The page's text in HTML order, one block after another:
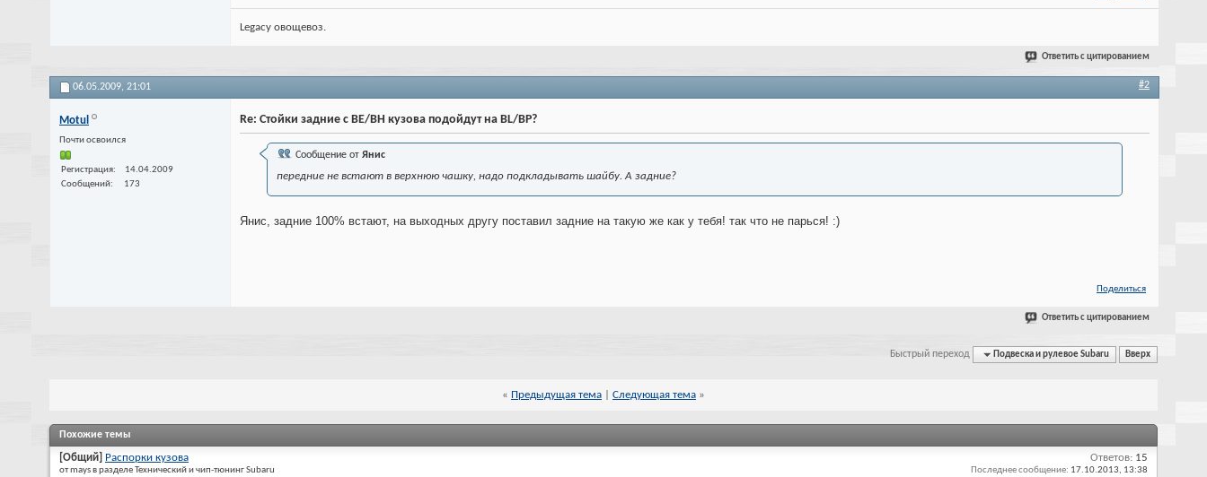
Legacy овощевоз.
Ответить с цитированием
06.05.2009, 21:01 #2
Motul
Почти освоился
Регистрация
14.04.2009
Сообщений
173
Re: Стойки задние с ВЕ/ВН кузова подойдут на BL/BP?
Сообщение от Янис
передние не встают в верхнюю чашку, надо подкладывать шайбу. А задние?
Янис, задние 100% встают, на выходных другу поставил задние на такую же как у тебя! так что не парься! :)
Поделиться
Ответить с цитированием
Быстрый переход Подвеска и рулевое Subaru Вверх
« Предыдущая тема Следующая тема »
Похожие темы
[Общий] Распорки кузова
от mays в разделе Технический и чип-тюнинг Subaru
Ответов: 15
Последнее сообщение: 17.10.2013, 13:38